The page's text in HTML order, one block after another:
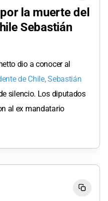
la muerte del
Sebastián
dio a conocer al
de Chile, Sebastián
silencio. Los diputados
al ex mandatario